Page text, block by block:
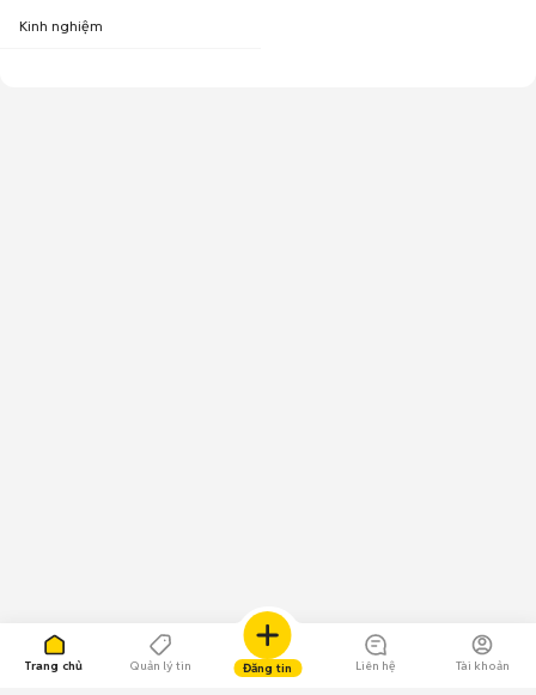
Trang chủ Quản lý tin Đăng tin Liên hệ Tài khoản
Kinh nghiệm